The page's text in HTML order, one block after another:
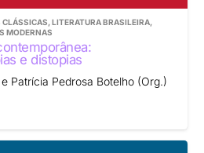
CLÁSSICAS, LITERATURA BRASILEIRA,
MODERNAS
e distopias
Patrícia Pedrosa Botelho (Org.)